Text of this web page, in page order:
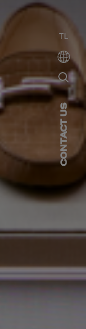
TL
CONTACT US